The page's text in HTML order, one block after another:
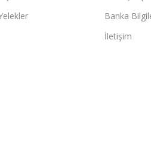
Banka
İletişim